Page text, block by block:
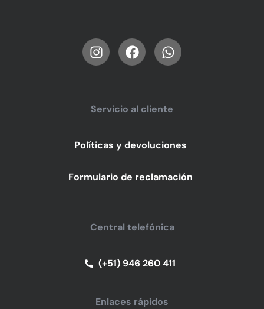
Servicio al cliente
Políticas y devoluciones
Formulario de reclamación
Central telefónica
(+51) 946 260 411
Enlaces rápidos